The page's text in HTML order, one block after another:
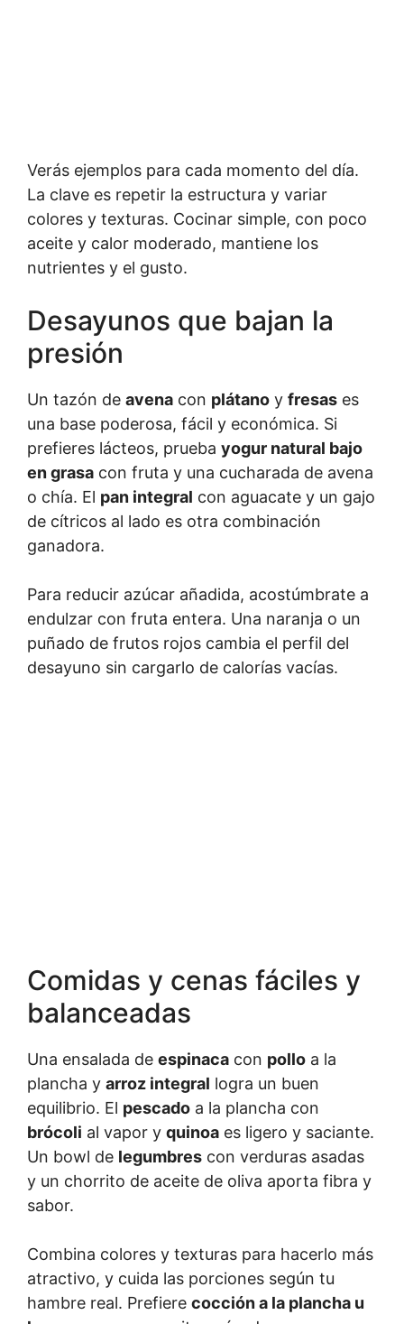
Verás ejemplos para cada momento del día.
La clave es repetir la estructura y variar
colores y texturas. Cocinar simple, con poco
aceite y calor moderado, mantiene los
nutrientes y el gusto.
Desayunos que bajan la
presión
Un tazón de avena con plátano y fresas es
una base poderosa, fácil y económica. Si
prefieres lácteos, prueba yogur natural bajo
en grasa con fruta y una cucharada de avena
o chía. El pan integral con aguacate y un gajo
de cítricos al lado es otra combinación
ganadora.
Para reducir azúcar añadida, acostúmbrate a
endulzar con fruta entera. Una naranja o un
puñado de frutos rojos cambia el perfil del
desayuno sin cargarlo de calorías vacías.
Comidas y cenas fáciles y
balanceadas
Una ensalada de espinaca con pollo a la
plancha y arroz integral logra un buen
equilibrio. El pescado a la plancha con
brócoli al vapor y quinoa es ligero y saciante.
Un bowl de legumbres con verduras asadas
y un chorrito de aceite de oliva aporta fibra y
sabor.
Combina colores y texturas para hacerlo más
atractivo, y cuida las porciones según tu
hambre real. Prefiere cocción a la plancha u